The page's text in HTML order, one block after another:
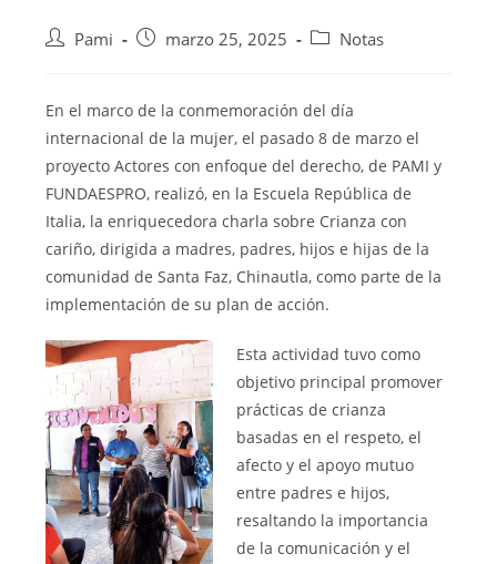
Pami marzo 25, 2025 Notas
En el marco de la conmemoración del día
internacional de la mujer, el pasado 8 de marzo el
proyecto Actores con enfoque del derecho, de PAMI y
FUNDAESPRO, realizó, en la Escuela República de
Italia, la enriquecedora charla sobre Crianza con
cariño, dirigida a madres, padres, hijos e hijas de la
comunidad de Santa Faz, Chinautla, como parte de la
implementación de su plan de acción.
Esta actividad tuvo como
objetivo principal promover
prácticas de crianza
basadas en el respeto, el
afecto y el apoyo mutuo
entre padres e hijos,
resaltando la importancia
de la comunicación y el